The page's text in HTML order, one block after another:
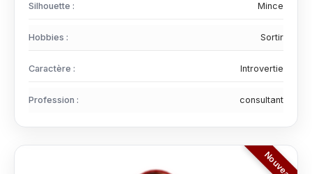
Silhouette : Mince
Hobbies : Sortir
Caractère : Introvertie
Profession : consultant